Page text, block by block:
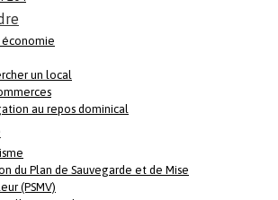
un local
au repos dominical
du Plan de Sauvegarde et de Mise
(PSMV)